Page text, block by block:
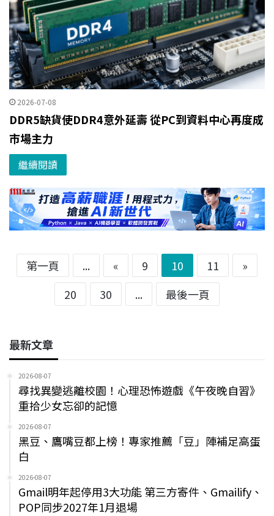
2026-07-08
DDR5缺貨使DDR4意外延壽 從PC到資料中心再度成
市場主力
繼續閱讀
第一頁 ... « 9 10 11
»
20
30 ... 最後一頁
最新文章
2026-08-07
尋找異變逃離校園！心理恐怖遊戲《午夜晚自習》
重拾少女忘卻的記憶
2026-08-07
黑豆、鷹嘴豆都上榜！專家推薦「豆」陣補足高蛋
白
2026-08-07
Gmail明年起停用3大功能 第三方寄件、Gmailify、
POP同步2027年1月退場